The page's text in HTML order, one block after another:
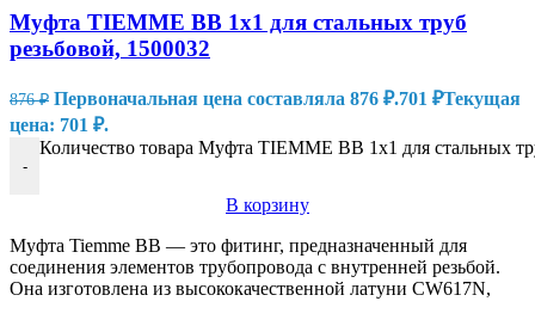
Муфта TIEMME ВВ 1х1 для стальных труб
резьбовой, 1500032
876₽ Первоначальная цена составляла 876 ₽.701 ₽Текущая
цена: 701 ₽.
-
Количество товара Муфта TIEMME ВВ 1х1 для стальных
В корзину
Муфта Tiemme ВВ — это фитинг, предназначенный для
соединения элементов трубопровода с внутренней резьбой.
Она изготовлена из высококачественной латуни CW617N,